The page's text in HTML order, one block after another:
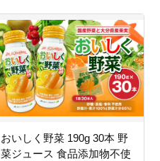
おいしく野菜 190g 30本 野
菜ジュース 食品添加物不使